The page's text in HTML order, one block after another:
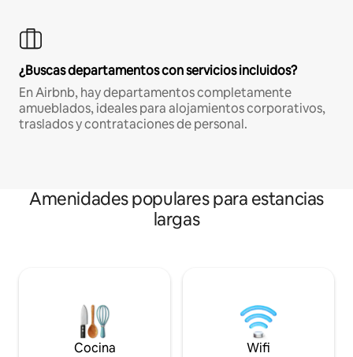
¿Buscas departamentos con servicios incluidos?
En Airbnb, hay departamentos completamente
amueblados, ideales para alojamientos corporativos,
traslados y contrataciones de personal.
Amenidades populares para estancias
largas
Cocina Wifi